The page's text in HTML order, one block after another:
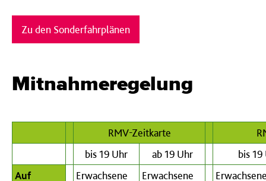
Zu den Sonderfahrplänen
Mitnahmeregelung
RMV-Zeitkarte
bis 19 Uhr
ab 19 Uhr
bis 19
Auf
Erwachsene Erwachsene